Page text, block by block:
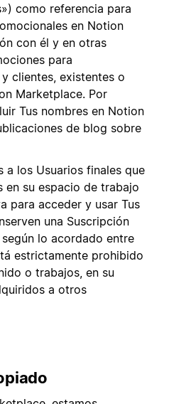
como referencia para
en Notion
con él y en otras
para
clientes, existentes o
Marketplace. Por
Tus nombres en Notion
de blog sobre
a los Usuarios finales que
en su espacio de trabajo
para acceder y usar Tus
una Suscripción
lo acordado entre
estrictamente prohibido
o trabajos, en su
a otros